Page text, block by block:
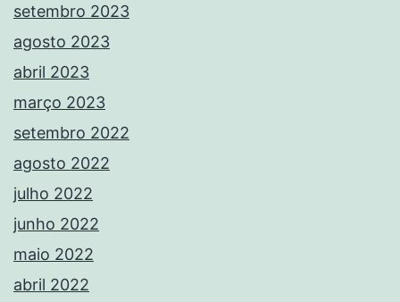
setembro 2023
agosto 2023
abril 2023
março 2023
setembro 2022
agosto 2022
julho 2022
junho 2022
maio 2022
abril 2022